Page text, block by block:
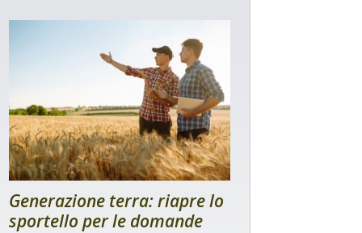
Generazione terra: riapre lo
sportello per le domande